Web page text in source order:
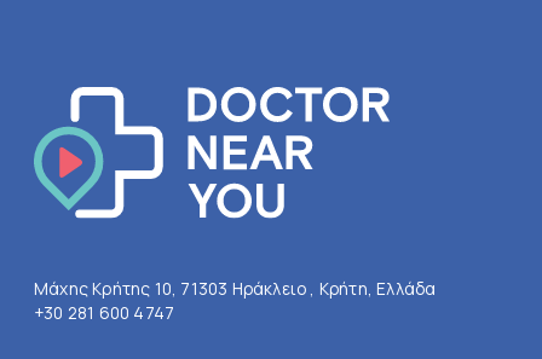
Μάχης Κρήτης 10, 71303 Ηράκλειο , Κρήτη, Ελλάδα
+30 281 600 4747